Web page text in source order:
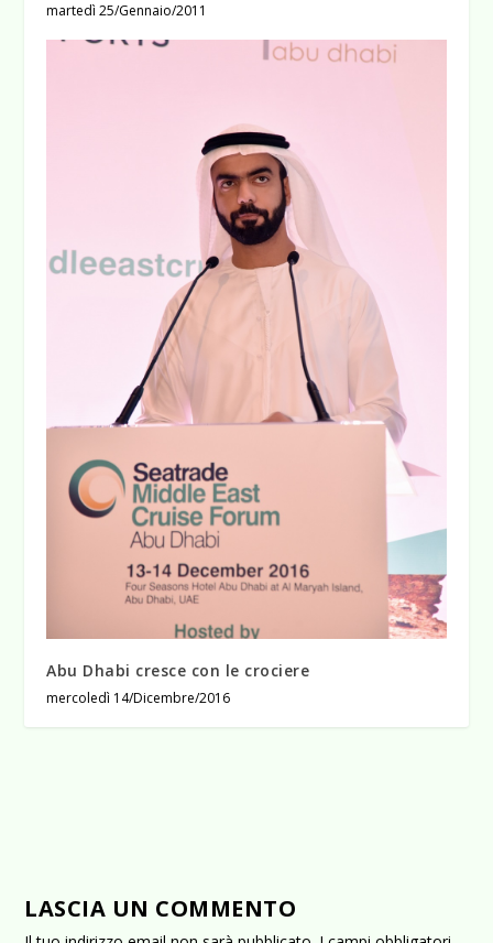
martedì 25/Gennaio/2011
Abu Dhabi cresce con le crociere
mercoledì 14/Dicembre/2016
LASCIA UN COMMENTO